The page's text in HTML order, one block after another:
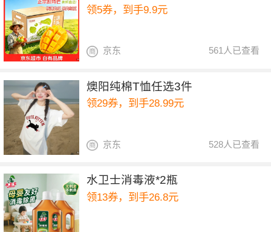
领5券，到手9.9元
561人已查看
京东
燠阳纯棉T恤任选3件
领29券，到手28.99元
528人已查看
京东
水卫士消毒液*2瓶
领13券，到手26.8元